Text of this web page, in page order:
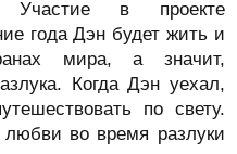
Участие в проекте
года Дэн будет жить и
мира, а значит,
Когда Дэн уехал,
по свету.
во время разлуки